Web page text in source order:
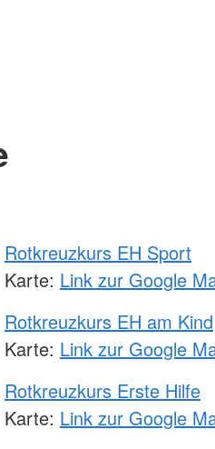
Rotkreuzkurs EH Sport
Karte: Link zur Google
Rotkreuzkurs EH am Kind
Karte: Link zur Google
Rotkreuzkurs Erste Hilfe
Karte: Link zur Google